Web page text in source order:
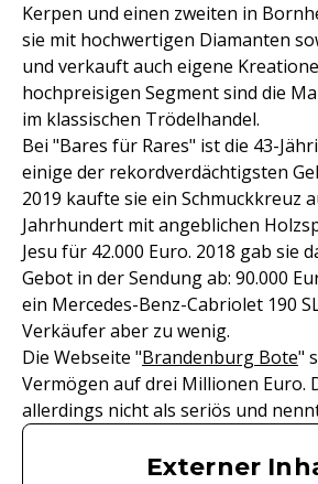
Kerpen und einen zweiten in
sie mit hochwertigen Diamanten
und verkauft auch eigene
hochpreisigen Segment sind die
im klassischen Trödelhandel.
Bei "Bares für Rares" ist die 43-
einige der rekordverdächtigsten
2019 kaufte sie ein Schmuckkreuz
Jahrhundert mit angeblichen
Jesu für 42.000 Euro. 2018 gab sie
Gebot in der Sendung ab: 90.000
ein Mercedes-Benz-Cabriolet 190
Verkäufer aber zu wenig.
Die Webseite "Brandenburg Bote"
Vermögen auf drei Millionen Euro.
allerdings nicht als seriös und
Externer